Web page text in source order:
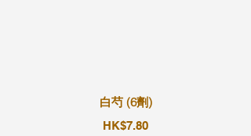
白芍 (6劑)
HK$7.80